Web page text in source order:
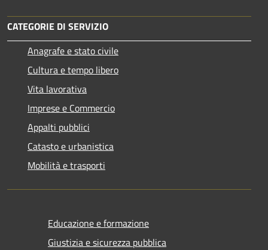
CATEGORIE DI SERVIZIO
Anagrafe e stato civile
Cultura e tempo libero
Vita lavorativa
Imprese e Commercio
Appalti pubblici
Catasto e urbanistica
Mobilità e trasporti
Educazione e formazione
Giustizia e sicurezza pubblica